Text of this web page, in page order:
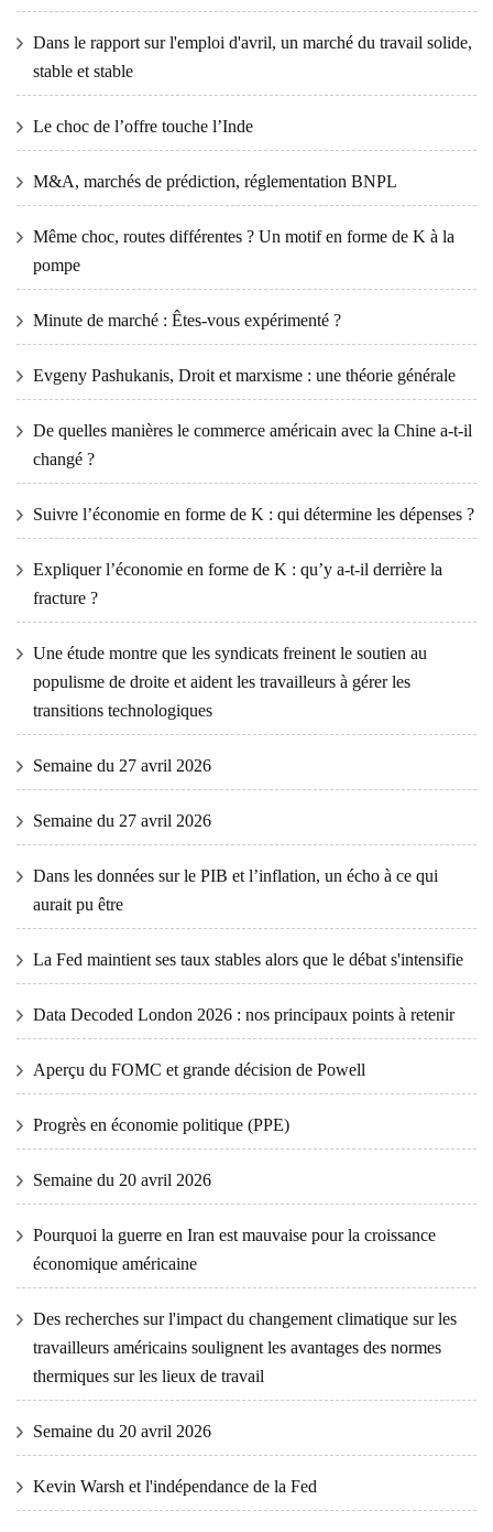
Dans le rapport sur l'emploi d'avril, un marché du travail solide,
stable et stable
Le choc de l’offre touche l’Inde
M&A, marchés de prédiction, réglementation BNPL
Même choc, routes différentes ? Un motif en forme de K à la
pompe
Minute de marché : Êtes-vous expérimenté ?
Evgeny Pashukanis, Droit et marxisme : une théorie générale
De quelles manières le commerce américain avec la Chine a-t-il
changé ?
Suivre l’économie en forme de K : qui détermine les dépenses ?
Expliquer l’économie en forme de K : qu’y a-t-il derrière la
fracture ?
Une étude montre que les syndicats freinent le soutien au
populisme de droite et aident les travailleurs à gérer les
transitions technologiques
Semaine du 27 avril 2026
Semaine du 27 avril 2026
Dans les données sur le PIB et l’inflation, un écho à ce qui
aurait pu être
La Fed maintient ses taux stables alors que le débat s'intensifie
Data Decoded London 2026 : nos principaux points à retenir
Aperçu du FOMC et grande décision de Powell
Progrès en économie politique (PPE)
Semaine du 20 avril 2026
Pourquoi la guerre en Iran est mauvaise pour la croissance
économique américaine
Des recherches sur l'impact du changement climatique sur les
travailleurs américains soulignent les avantages des normes
thermiques sur les lieux de travail
Semaine du 20 avril 2026
Kevin Warsh et l'indépendance de la Fed